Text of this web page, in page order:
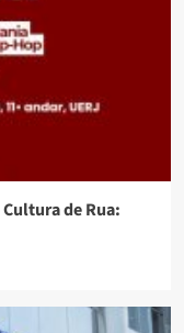
de Rua: